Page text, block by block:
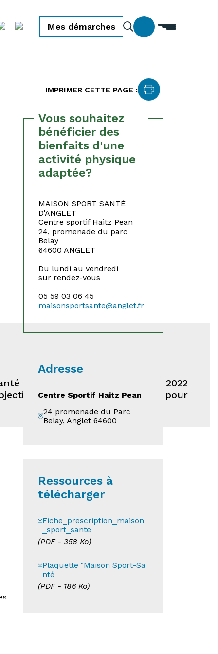
Mes démarches
IMPRIMER CETTE PAGE :
(MSS) depuis le 23 décembre 2022
national de santé publique pour
Vous souhaitez
bénéficier des
bienfaits d'une
activité physique
adaptée?
MAISON SPORT SANTÉ
D'ANGLET
Centre sportif Haitz Pean
24, promenade du parc
Belay
64600 ANGLET
Du lundi au vendredi
sur rendez-vous
05 59 03 06 45
maisonsportsante@anglet.fr
Adresse
Centre Sportif Haitz Pean
24 promenade du Parc
Belay, Anglet 64600
Ressources à
télécharger
Fiche_prescription_maison
_sport_sante
(PDF - 358 Ko)
Plaquette "Maison Sport-Sa
nté
(PDF - 186 Ko)